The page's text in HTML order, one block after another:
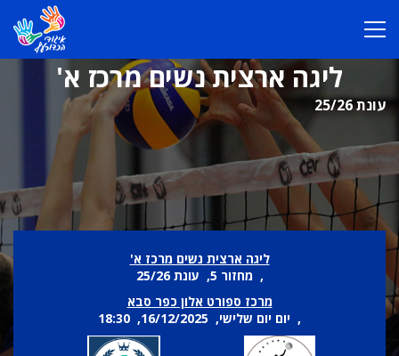
ליגה ארצית נשים מרכז א'
עונת 25/26
ליגה ארצית נשים מרכז א'
, מחזור 5, עונת 25/26
מרכז ספורט אלון כפר סבא
, יום יום שלישי, 16/12/2025, 18:30